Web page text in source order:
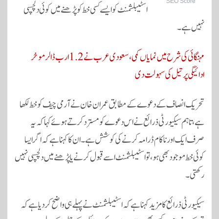
اسٹیبلشمنٹ کو ایسے کسی خط کو پڑھنے میں کوئی دلچسپی
نہیں ہے۔
مہنگائی کی شرح میں نمایاں کمی، سعودی عرب نے 1.2 ارب ڈالر موخر
ادائیگی پر تیل کی سہولت دی
تحریک انصاف کے دعوے کے مطابق عمران خان نے آرمی چیف کو خط لکھا
ہے، تاہم سیکیورٹی ذرائع نے اس دعوے کو مسترد کرتے ہوئے کہا کہ یہ
صرف ایک اور ناکام ڈرامہ کرنے کی کوشش ہے۔ ان کا کہنا ہے کہ اگر ایسا
کوئی خط موجود بھی ہو، تو اسٹیبلشمنٹ اسے قبول کرنے یا پڑھنے میں دلچسپی نہیں
رکھتی۔
سیکیورٹی ذرائع کا مزید کہنا ہے کہ اسٹیبلشمنٹ نے پہلے ہی واضح کر دیا ہے کہ